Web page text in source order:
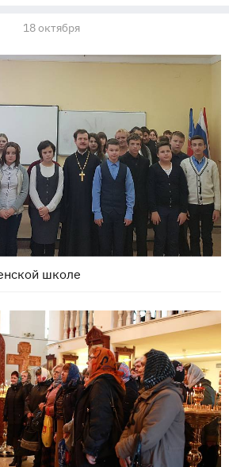
18 октября
школе